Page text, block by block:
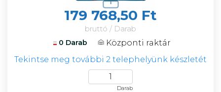
179 768,50 Ft
bruttó / Darab
0 Darab
Központi raktár
Tekintse meg további 2 telephelyünk készletét
Darab